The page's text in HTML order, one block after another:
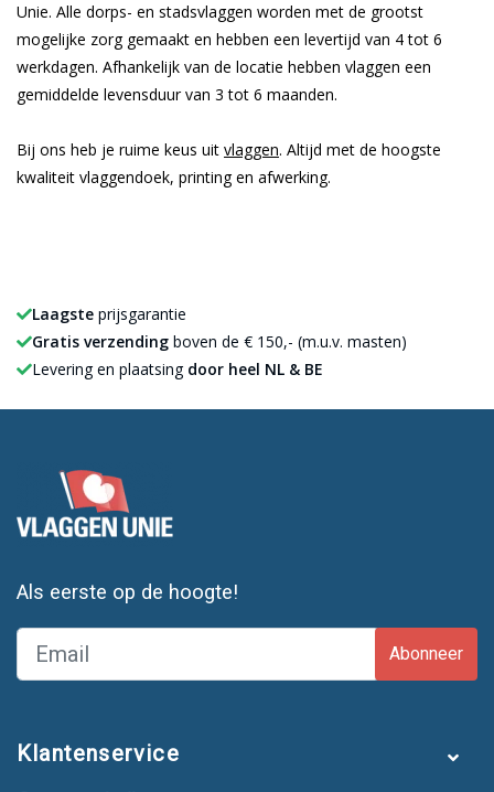
Unie. Alle dorps- en stadsvlaggen worden met de grootst
mogelijke zorg gemaakt en hebben een levertijd van 4 tot 6
werkdagen. Afhankelijk van de locatie hebben vlaggen een
gemiddelde levensduur van 3 tot 6 maanden.
Bij ons heb je ruime keus uit vlaggen. Altijd met de hoogste
kwaliteit vlaggendoek, printing en afwerking.
Laagste prijsgarantie
Gratis verzending boven de € 150,- (m.u.v. masten)
Levering en plaatsing door heel NL & BE
Als eerste op de hoogte!
Abonneer
Klantenservice